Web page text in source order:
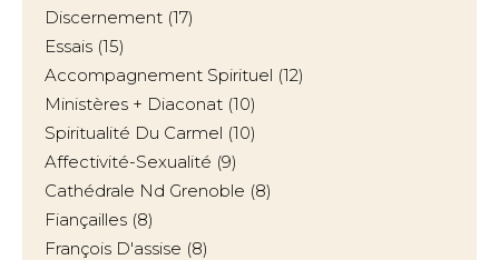
Discernement (17)
Essais (15)
Accompagnement Spirituel (12)
Ministères + Diaconat (10)
Spiritualité Du Carmel (10)
Affectivité-Sexualité (9)
Cathédrale Nd Grenoble (8)
Fiançailles (8)
François D'assise (8)